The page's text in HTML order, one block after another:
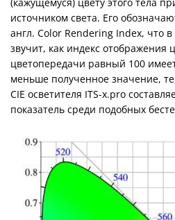
(кажущемуся) цвету этого тела
источником света. Его
англ. Color Rendering Index, что
звучит, как индекс отображения
цветопередачи равный 100
меньше полученное значение,
CIE осветителя ITS-x.pro
показатель среди подобных